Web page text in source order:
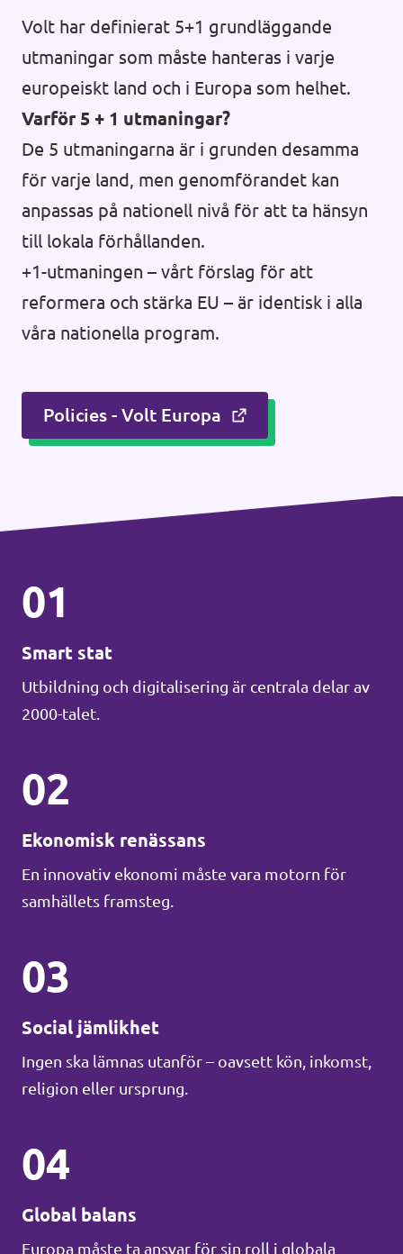
Volt har definierat 5+1 grundläggande
utmaningar som måste hanteras i varje
europeiskt land och i Europa som helhet.
Varför 5 + 1 utmaningar?
De 5 utmaningarna är i grunden desamma
för varje land, men genomförandet kan
anpassas på nationell nivå för att ta hänsyn
till lokala förhållanden.
+1-utmaningen – vårt förslag för att
reformera och stärka EU – är identisk i alla
våra nationella program.
Policies - Volt Europa
01
Smart stat
Utbildning och digitalisering är centrala delar av
2000-talet.
02
Ekonomisk renässans
En innovativ ekonomi måste vara motorn för
samhällets framsteg.
03
Social jämlikhet
Ingen ska lämnas utanför – oavsett kön, inkomst,
religion eller ursprung.
04
Global balans
Europa måste ta ansvar för sin roll i globala